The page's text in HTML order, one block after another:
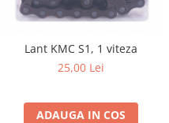
Lant KMC S1, 1 viteza
25,00 Lei
ADAUGA IN COS